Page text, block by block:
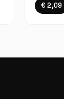
€ 2,09